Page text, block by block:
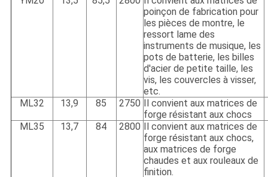
poinçon de fabrication pour
les pièces de montre, le
ressort lame des
instruments de musique, les
pots de batterie, les billes
d'acier de petite taille, les
vis, les couvercles à visser,
etc.
ML32
13,9 85 2750
Il convient aux matrices de
forge résistant aux chocs
ML35
13,7 84 2800
Il convient aux matrices de
forge résistant aux chocs,
aux matrices de forge
chaudes et aux rouleaux de
finition.